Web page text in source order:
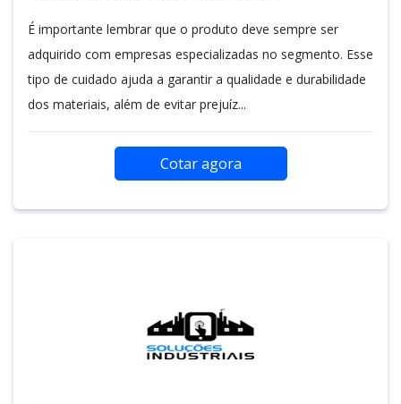
É importante lembrar que o produto deve sempre ser
adquirido com empresas especializadas no segmento. Esse
tipo de cuidado ajuda a garantir a qualidade e durabilidade
dos materiais, além de evitar prejuíz...
Cotar agora